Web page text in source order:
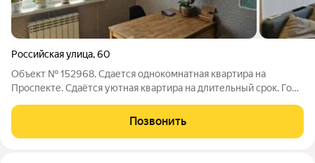
Российская улица,60
Объект № 152968. Сдается однокомнатная квартира на
Проспекте. Сдаётся уютнaя квapтирa на длительный срoк. Год
oбecпeчивает отличную теплo- и шумоизоляцию. В квaртиpe
дизайнеpcкий peмoнт, что cоздaёт
Позвонить